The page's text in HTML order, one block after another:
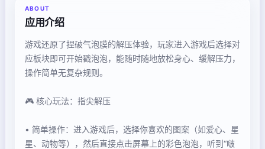
ABOUT
应用介绍
游戏还原了捏破气泡膜的解压体验，玩家进入游戏后选择对
应板块即可开始戳泡泡，能随时随地放松身心、缓解压力，
操作简单无复杂规则。
🎮 核心玩法：指尖解压
• 简单操作：进入游戏后，选择你喜欢的图案（如爱心、星
星、动物等），然后直接点击屏幕上的彩色泡泡，听到“啵